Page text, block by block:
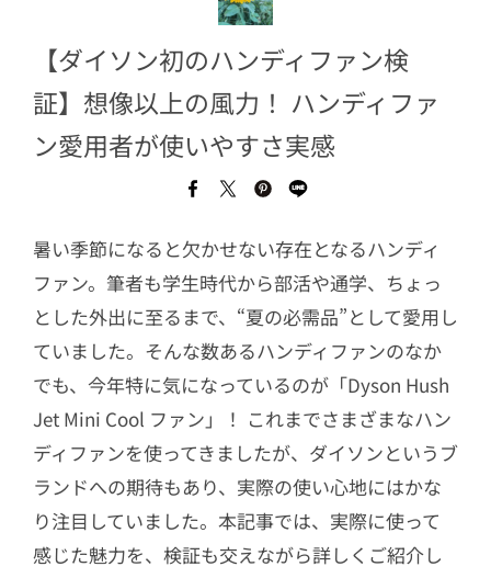
【ダイソン初のハンディファン検
証】想像以上の風力！ ハンディファ
ン愛用者が使いやすさ実感
暑い季節になると欠かせない存在となるハンディ
ファン。筆者も学生時代から部活や通学、ちょっ
とした外出に至るまで、“夏の必需品”として愛用し
ていました。そんな数あるハンディファンのなか
でも、今年特に気になっているのが「Dyson Hush
Jet Mini Cool ファン」！ これまでさまざまなハン
ディファンを使ってきましたが、ダイソンというブ
ランドへの期待もあり、実際の使い心地にはかな
り注目していました。本記事では、実際に使って
感じた魅力を、検証も交えながら詳しくご紹介し